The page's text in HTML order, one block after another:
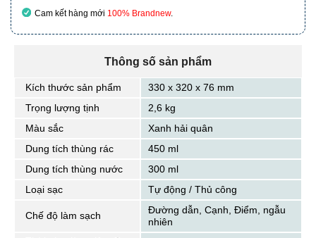
Cam kết hàng mới 100% Brandnew.
Thông số sản phẩm
Kích thước sản phẩm
330 x 320 x 76 mm
Trọng lượng tịnh
2,6 kg
Màu sắc
Xanh hải quân
Dung tích thùng rác
450 ml
Dung tích thùng nước
300 ml
Loại sạc
Tự động / Thủ công
Chế độ làm sạch
Đường dẫn, Cạnh, Điểm, ngẫu
nhiên